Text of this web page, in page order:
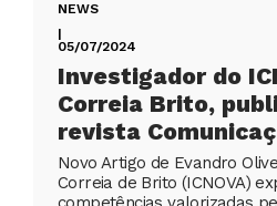
NEWS
|
05/07/2024
Investigador do
Correia Brito,
revista
Novo Artigo de Evandro
Correia de Brito (ICNOVA)